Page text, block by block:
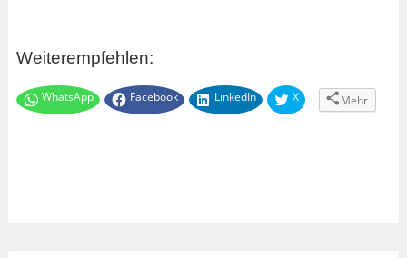
Weiterempfehlen:
WhatsApp Facebook LinkedIn X Mehr